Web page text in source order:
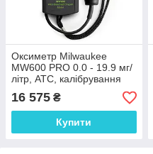
Оксиметр Milwaukee
MW600 PRO 0.0 - 19.9 мг/
літр, АТС, калібрування
ручне, Угорщина
16 575 ₴
Купити